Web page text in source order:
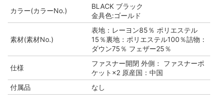
カラー(カラーNo.)
BLACK ブラック
金具色:ゴールド
素材(素材No.)
表地：レーヨン85％ ポリエステル
15％裏地：ポリエステル100％詰物：
ダウン75％ フェザー25％
仕様
ファスナー開閉 外側： ファスナーポ
ケット×2 原産国：中国
付属品
なし